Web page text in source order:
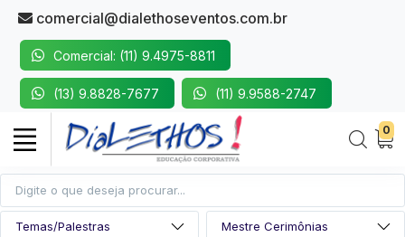
comercial@dialethoseventos.com.br
Comercial: (11) 9.4975-8811
(13) 9.8828-7677 (11) 9.9588-2747
0